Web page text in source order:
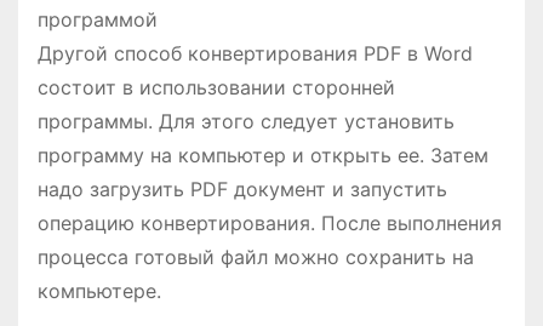
программой
Другой способ конвертирования PDF в Word
состоит в использовании сторонней
программы. Для этого следует установить
программу на компьютер и открыть ее. Затем
надо загрузить PDF документ и запустить
операцию конвертирования. После выполнения
процесса готовый файл можно сохранить на
компьютере.